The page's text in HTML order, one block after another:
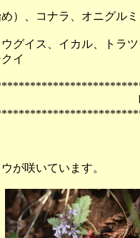
）、コナラ、オニグル
グイス、イカル、トラ
イ
日 （水
が咲いています。